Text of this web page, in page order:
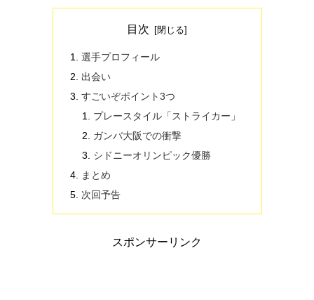
目次
選手プロフィール
出会い
すごいぞポイント3つ
プレースタイル「ストライカー」
ガンバ大阪での衝撃
シドニーオリンピック優勝
まとめ
次回予告
スポンサーリンク